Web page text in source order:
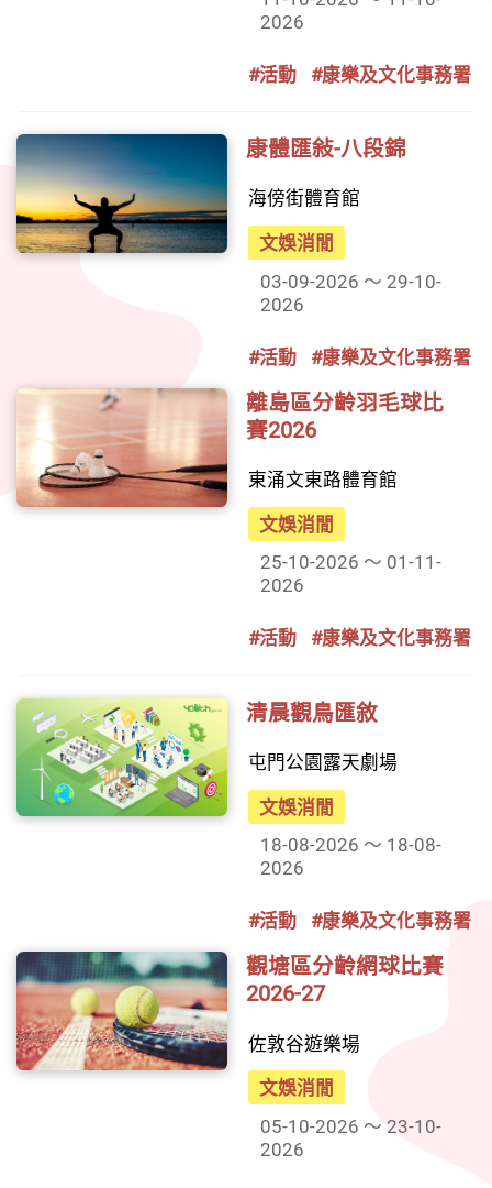
2026
#活動 #康樂及文化事務署
康體匯敍-八段錦
海傍街體育館
文娛消閒
03-09-2026 ～ 29-10-
2026
#活動 #康樂及文化事務署
離島區分齡羽毛球比
賽2026
東涌文東路體育館
文娛消閒
25-10-2026 ～ 01-11-
2026
#活動 #康樂及文化事務署
清晨觀鳥匯敘
屯門公園露天劇場
文娛消閒
18-08-2026 ～ 18-08-
2026
#活動 #康樂及文化事務署
觀塘區分齡網球比賽
2026-27
佐敦谷遊樂場
文娛消閒
05-10-2026 ～ 23-10-
2026